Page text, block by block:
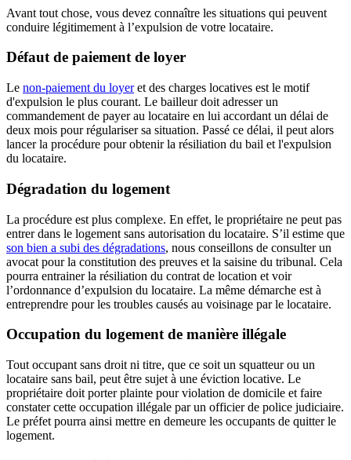
Avant tout chose, vous devez connaître les situations qui peuvent
conduire légitimement à l’expulsion de votre locataire.
Défaut de paiement de loyer
Le non-paiement du loyeret des charges locatives est le motif
d'expulsion le plus courant. Le bailleur doit adresser un
commandement de payer au locataire en lui accordant un délai de
deux mois pour régulariser sa situation. Passé ce délai, il peut alors
lancer la procédure pour obtenir la résiliation du bail et l'expulsion
du locataire.
Dégradation du logement
La procédure est plus complexe. En effet, le propriétaire ne peut pas
entrer dans le logement sans autorisation du locataire. S’il estime que
son bien a subi des dégradations, nous conseillons de consulter un
avocat pour la constitution des preuves et la saisine du tribunal. Cela
pourra entrainer la résiliation du contrat de location et voir
l’ordonnance d’expulsion du locataire. La même démarche est à
entreprendre pour les troubles causés au voisinage par le locataire.
Occupation du logement de manière illégale
Tout occupant sans droit ni titre, que ce soit un squatteur ou un
locataire sans bail, peut être sujet à une éviction locative. Le
propriétaire doit porter plainte pour violation de domicile et faire
constater cette occupation illégale par un officier de police judiciaire.
Le préfet pourra ainsi mettre en demeure les occupants de quitter le
logement.